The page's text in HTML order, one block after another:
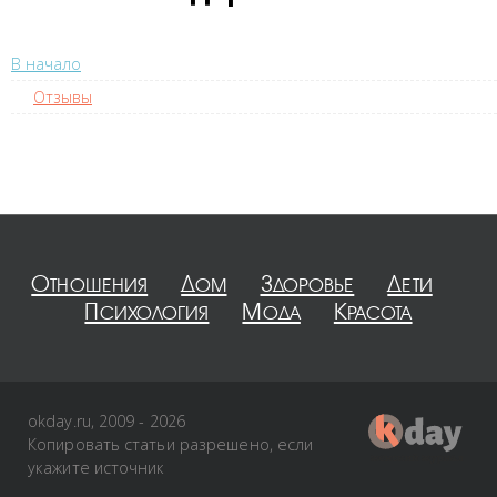
В начало
Отзывы
Отношения Дом Здоровье
Дети
Психология
Мода Красота
okday.ru, 2009 - 2026
Копировать статьи разрешено, если
укажите источник